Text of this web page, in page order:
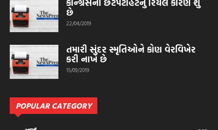
કૉન્ગ્રેસની છટપટાહટનું રિયલ કારણ શું
છે
22/04/2019
તમારી સુંદર સ્મૃતિઓને કોણ વેરવિખેર
કરી નાખે છે
15/09/2019
POPULAR CATEGORY